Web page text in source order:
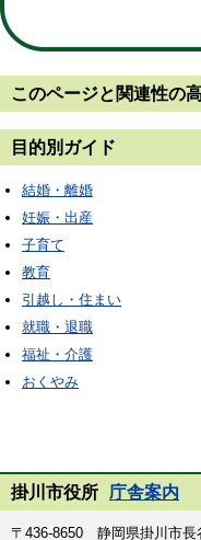
このページと 関連性の
目的別ガイド
結婚・離婚
妊娠・出産
子育て
教育
引越し・住まい
就職・退職
福祉・介護
おくやみ
掛川市役所 庁舎案内
〒436-8650 静岡県掛川市長